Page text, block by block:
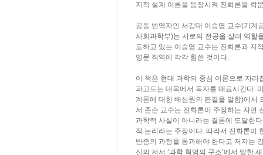
지적 설계 이론을 등장시켜 진화론을 학
공동 번역자인 서강대 이승엽 교수(기계
사회과학부)는 서로의 전공을 살려 역할
도하고 있는 이승엽 교수는 진화론과 지
영문 직역에 각각 힘쓴 것이다.
이 책은 현대 과학의 중심 이론으로 자
파고드는 대목에서 독자를 매료시킨다.
계론에 대한 배심원의 판결을 말함)에서
서 존슨 교수는 진화론이 주장하는 자연
과학적 사실이 아니라는 결론에 도달한
적 논리라는 주장이다. 따라서 진화론이
반증의 과정을 통과해야 한다고 저자는
신의 저서 ‘과학 혁명의 구조’에서 말한